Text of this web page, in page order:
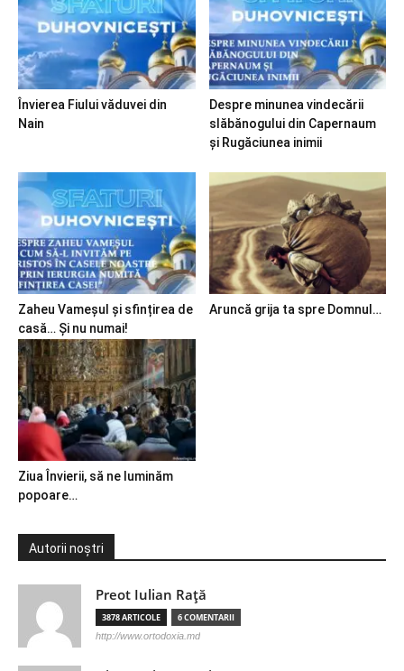
Învierea Fiului văduvei din
Nain
Despre minunea vindecării
slăbănogului din Capernaum
și Rugăciunea inimii
Zaheu Vameșul și sfințirea de
casă… Și nu numai!
Aruncă grija ta spre Domnul…
Ziua Învierii, să ne luminăm
popoare…
Autorii noștri
Preot Iulian Raţă
3878 ARTICOLE 6 COMENTARII
http://www.ortodoxia.md